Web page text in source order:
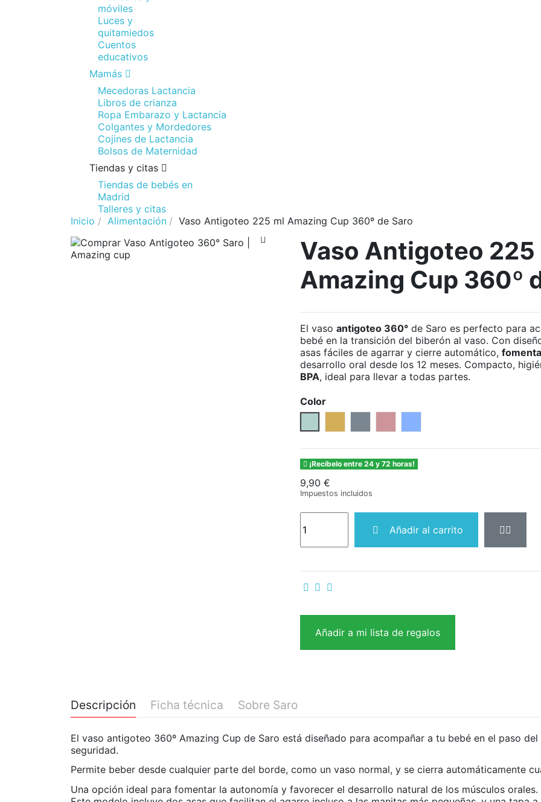
móviles
Luces y
quitamiedos
Cuentos
educativos
Mamás
Mecedoras Lactancia
Libros de crianza
Ropa Embarazo y Lactancia
Colgantes y Mordedores
Cojines de Lactancia
Bolsos de Maternidad
Tiendas y citas
Tiendas de bebés en
Madrid
Talleres y citas
Inicio
Alimentación Vaso Antigoteo 225 ml Amazing Cup 360º de Saro
Vaso Antigoteo 225
Amazing Cup 360º
El vaso antigoteo 360°de Saro es perfecto para
bebé en la transición del biberón al vaso. Con
asas fáciles de agarrar y cierre automático,
desarrollo oral desde los 12 meses. Compacto,
BPA, ideal para llevar a todas partes.
Color
¡Recíbelo entre 24 y 72 horas!
9,90 €
Impuestos incluidos
Añadir al carrito
Añadir a mi lista de regalos
Descripción Ficha técnica Sobre Saro
El vaso antigoteo 360º Amazing Cup de Saro está diseñado para acompañar a tu bebé en el paso
seguridad.
Permite beber desde cualquier parte del borde, como un vaso normal, y se cierra automáticamente
Una opción ideal para fomentar la autonomía y favorecer el desarrollo natural de los músculos